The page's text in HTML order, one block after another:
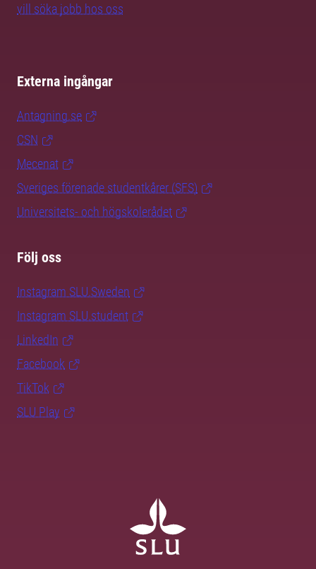
vill söka jobb hos oss
Externa ingångar
Antagning.se
CSN
Mecenat
Sveriges förenade studentkårer (SFS)
Universitets- och högskolerådet
Följ oss
Instagram SLU.Sweden
Instagram SLU.student
LinkedIn
Facebook
TikTok
SLU Play